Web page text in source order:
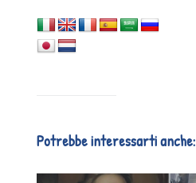
Potrebbe interessarti anche: